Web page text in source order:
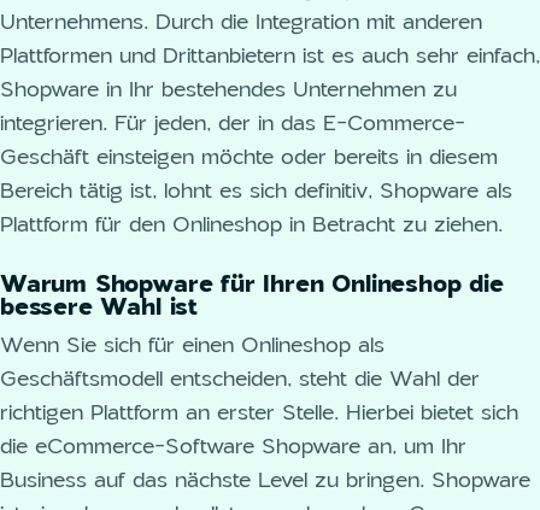
Unternehmens. Durch die Integration mit anderen
Plattformen und Drittanbietern ist es auch sehr einfach,
Shopware in Ihr bestehendes Unternehmen zu
integrieren. Für jeden, der in das E-Commerce-
Geschäft einsteigen möchte oder bereits in diesem
Bereich tätig ist, lohnt es sich definitiv, Shopware als
Plattform für den Onlineshop in Betracht zu ziehen.
Warum Shopware für Ihren Onlineshop die
bessere Wahl ist
Wenn Sie sich für einen Onlineshop als
Geschäftsmodell entscheiden, steht die Wahl der
richtigen Plattform an erster Stelle. Hierbei bietet sich
die eCommerce-Software Shopware an, um Ihr
Business auf das nächste Level zu bringen. Shopware